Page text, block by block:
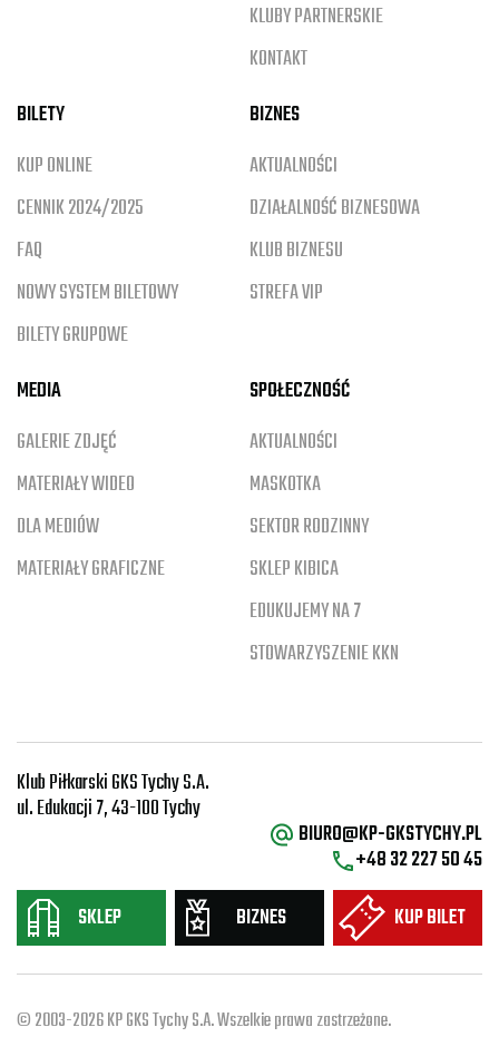
KLUBY PARTNERSKIE
KONTAKT
BILETY
KUP ONLINE
CENNIK 2024/2025
FAQ
NOWY SYSTEM BILETOWY
BILETY GRUPOWE
BIZNES
AKTUALNOŚCI
DZIAŁALNOŚĆ BIZNESOWA
KLUB BIZNESU
STREFA VIP
MEDIA
GALERIE ZDJĘĆ
MATERIAŁY WIDEO
DLA MEDIÓW
MATERIAŁY GRAFICZNE
SPOŁECZNOŚĆ
AKTUALNOŚCI
MASKOTKA
SEKTOR RODZINNY
SKLEP KIBICA
EDUKUJEMY NA 7
STOWARZYSZENIE KKN
Klub Piłkarski GKS Tychy S.A.
ul. Edukacji 7, 43-100 Tychy
SKLEP BIZNES KUP BILET
BIURO@KP-GKSTYCHY.PL
+48 32 227 50 45
© 2003-2026 KP GKS Tychy S.A. Wszelkie prawa zastrzeżone.